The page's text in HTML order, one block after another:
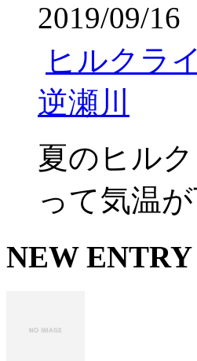
2019/09/16
ヒルクラ
逆瀬川
夏のヒル
って気温
NEW ENTRY